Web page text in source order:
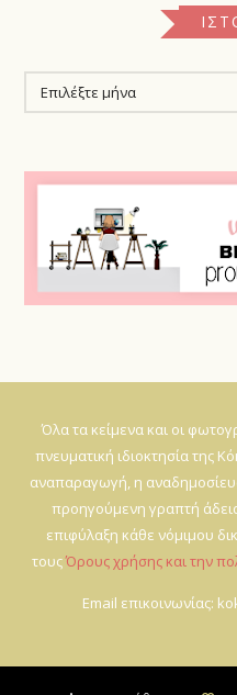
Όλα τα κείμενα και οι
πνευματική ιδιοκτησία της
αναπαραγωγή, η
προηγούμενη γραπτή
επιφύλαξη κάθε νόμιμου
τουςΌρους χρήσης και την
Email επικοινωνίας: